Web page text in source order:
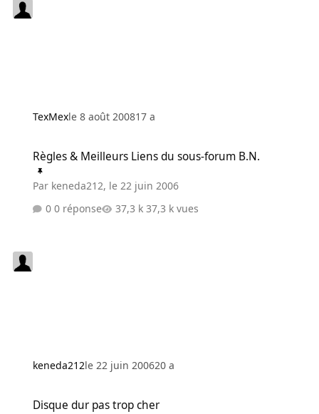
TexMexle 8 août 200817 a
Règles & Meilleurs Liens du sous-forum B.N.
Par keneda212, le 22 juin 2006
0 réponse
37,3 k vues
keneda212le 22 juin 200620 a
Disque dur pas trop cher